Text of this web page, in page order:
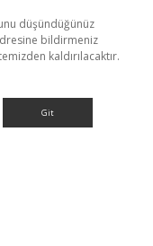
düşündüğünüz
bildirmeniz
kaldırılacaktır.